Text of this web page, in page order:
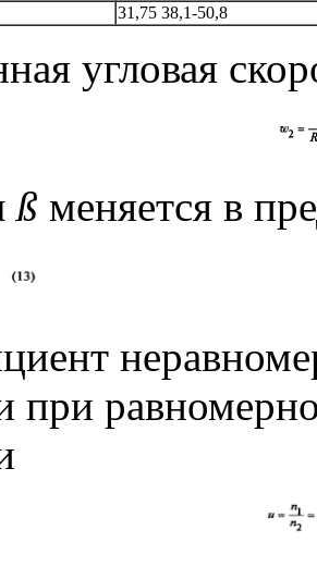
31,75 38,1-50,8
угловая
ß меняется в
при